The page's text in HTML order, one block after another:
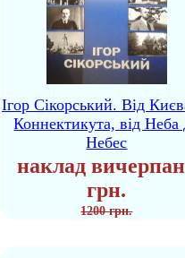
Ігор Сікорський. Від
Коннектикута, від Неба
Небес
наклад
грн.
1200 грн.